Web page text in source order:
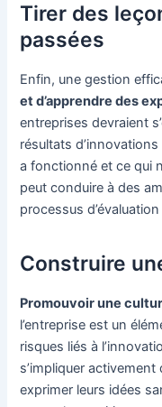
Tirer des
passées
Enfin, une gestion
et d’apprendre des
entreprises devraient
résultats
a fonctionné et ce qui
peut conduire à des
processus
Construire
Promouvoir une
l’entreprise est un
risques liés à
s’impliquer
exprimer leurs idées